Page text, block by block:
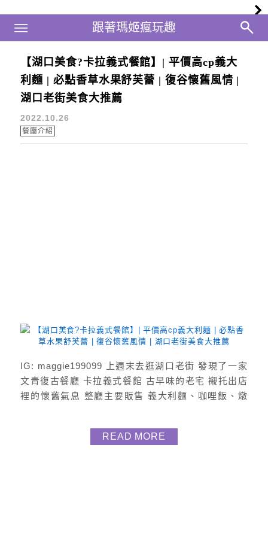
跟著瑪姬瘋玩趣
跟著瑪姬瘋玩趣
Main Menu
湖口老街美食
【湖口美食?卡拉義式餐館】| 平價高cp義大
利麵 | 必點香草水果舒芙蕾 | 復谷懷舊風情 |
湖口老街美食大推薦
2022.10.26
餐廳介紹
IG: maggie199099 上週末去逛湖口老街 發現了一家
文青復古餐廳 卡拉義式餐館 古早味的老宅 襯托出店
裡的懷舊氣息 整廳主要販售 義大利麵、咖哩飯、燉
呀 交通 開車或騎車前往，皆有附免費停車場 搭乘大
READ MORE